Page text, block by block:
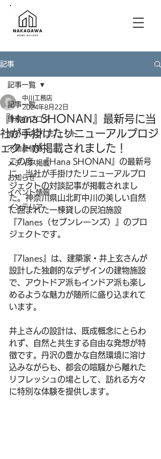
記事
記事一覧
専務のブログ
進行中のプロジェクト
不動産情報
メディア掲載
お知らせ
イベント情報
インテリア
記事一覧
『Hana SHONAN』最新号に当
社が手掛けたリニューアルプロジ
ェクトが掲載されました！
中川工務店
2024年8月22日
この度、『Hana SHONAN』の最新号
に、当社が手掛けたリニューアルプロ
ジェクトの対談記事が掲載されまし
た。神奈川県山北町中川の美しい自然
に囲まれた一棟貸しの民泊施設
『7lanes（セブンレーンズ）』のプロ
ジェクトです。
『7lanes』は、建築家・井上玄さんが
設計した独創的なデザインの建物施設
で、アウトドア派もインドア派も楽し
めるような魅力が随所に盛り込まれて
います。
井上さんの設計は、既成概念にとらわ
れず、自然と共生する自由な発想が特
徴です。丹沢の豊かな自然環境に溶け
込みながらも、都会の喧騒から離れた
リフレッシュの場として、訪れる方々
に特別な体験を提供します。